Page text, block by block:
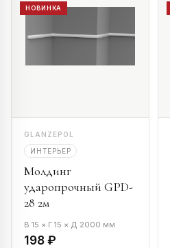
НОВИНКА
GLANZEPOL
ИНТЕРЬЕР
Молдинг
ударопрочный GPD-
28 2м
В 15 × Г 15 × Д 2000 мм
198 ₽